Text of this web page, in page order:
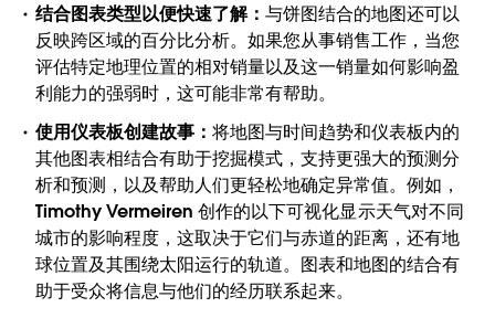
结合图表类型以便快速了解：与饼图结合的地图还可以
反映跨区域的百分比分析。如果您从事销售工作，当您
评估特定地理位置的相对销量以及这一销量如何影响盈
利能力的强弱时，这可能非常有帮助。
使用仪表板创建故事：将地图与时间趋势和仪表板内的
其他图表相结合有助于挖掘模式，支持更强大的预测分
析和预测，以及帮助人们更轻松地确定异常值。例如，
Timothy Vermeiren 创作的以下可视化显示天气对不同
城市的影响程度，这取决于它们与赤道的距离，还有地
球位置及其围绕太阳运行的轨道。图表和地图的结合有
助于受众将信息与他们的经历联系起来。